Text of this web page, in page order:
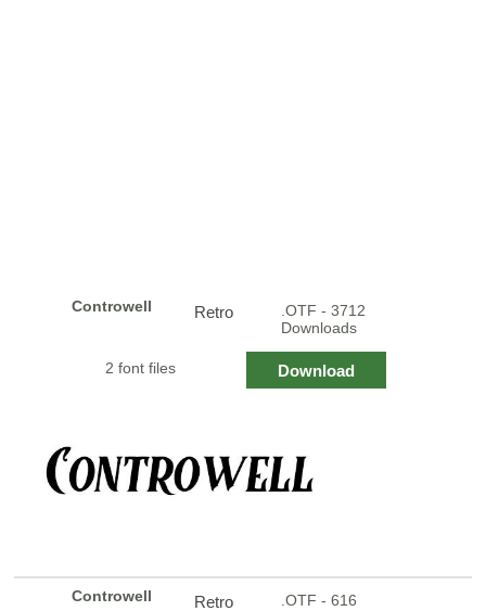
Controwell Retro
.OTF - 3712
Downloads
2 font files Download
Controwell Retro
.OTF - 616